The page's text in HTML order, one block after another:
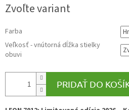
cena:
Zvoľte variant
Farba
Veľkosť - vnútorná dĺžka stielky
obuvi
PRIDAŤ DO